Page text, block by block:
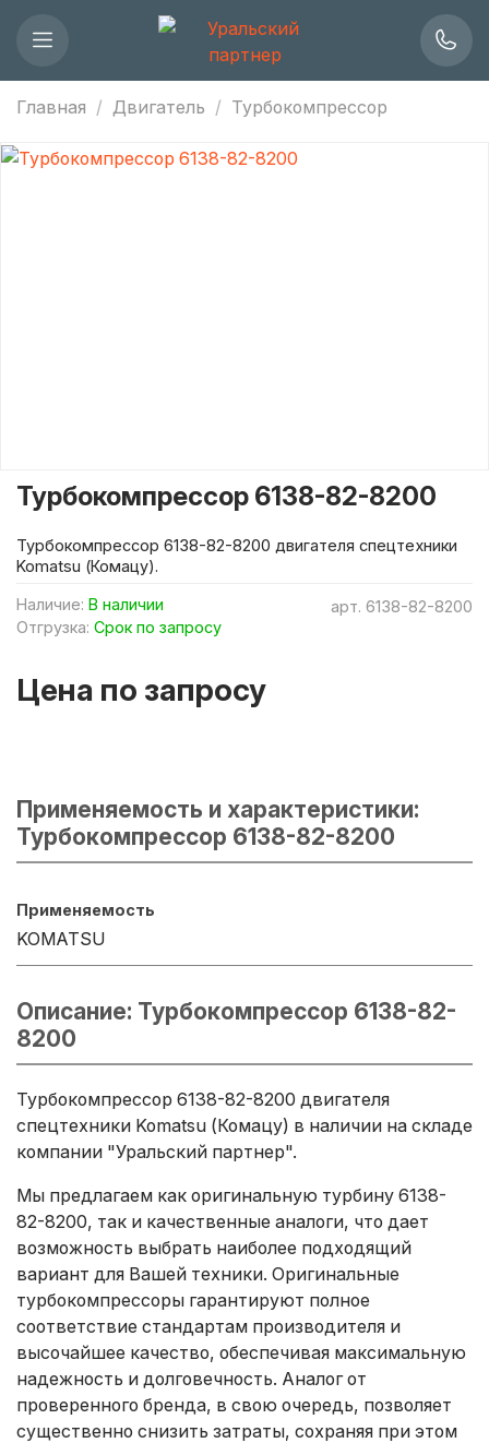
Главная Двигатель Турбокомпрессор
арт. 6138-82-8200
Наличие: В наличии
Отгрузка: Срок по запросу
Турбокомпрессор 6138-82-8200
Цена по запросу
Турбокомпрессор 6138-82-8200 двигателя спецтехники
Komatsu (Комацу).
Применяемость и характеристики:
Турбокомпрессор 6138-82-8200
Применяемость
KOMATSU
Описание: Турбокомпрессор 6138-82-
8200
Турбокомпрессор 6138-82-8200 двигателя
спецтехники Komatsu (Комацу) в наличии на складе
компании "Уральский партнер".
Мы предлагаем как оригинальную турбину 6138-
82-8200, так и качественные аналоги, что дает
возможность выбрать наиболее подходящий
вариант для Вашей техники. Оригинальные
турбокомпрессоры гарантируют полное
соответствие стандартам производителя и
высочайшее качество, обеспечивая максимальную
надежность и долговечность. Аналог от
проверенного бренда, в свою очередь, позволяет
существенно снизить затраты, сохраняя при этом